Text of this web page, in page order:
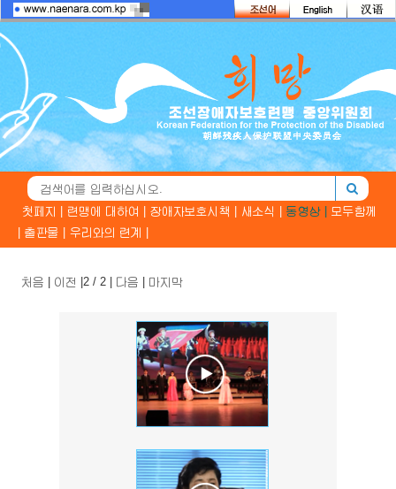
첫페지 | 련맹에 대하여 | 장애자보호시책 | 새소식 | 동영상 |
모두함께
출판물 | 우리와의 련계 |
처음 이전 |2 / 2 | 다음 마지막